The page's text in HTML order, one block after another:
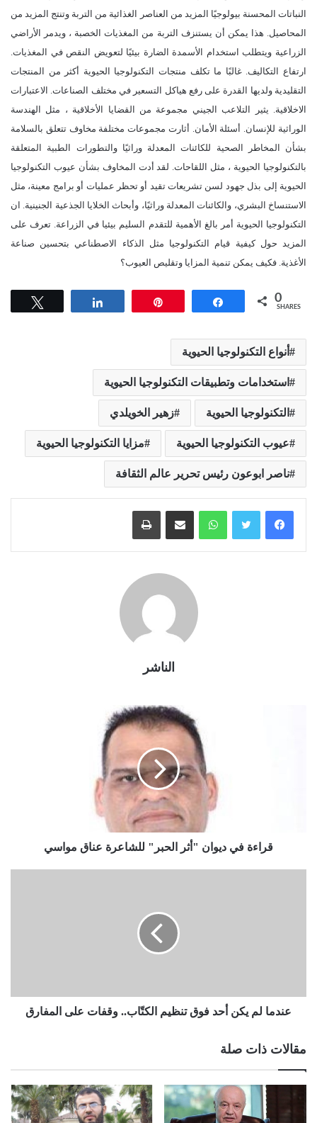
النباتات المحسنة بيولوجيًا المزيد من العناصر الغذائية من التربة وتنتج المزيد من
المحاصيل. هذا يمكن أن يستنزف التربة من المغذيات الخصبة ، ويدمر الأراضي
الزراعية ويتطلب استخدام الأسمدة الضارة بيئيًا لتعويض النقص في المغذيات.
ارتفاع التكاليف. غالبًا ما تكلف منتجات التكنولوجيا الحيوية أكثر من المنتجات
التقليدية ولديها القدرة على رفع هياكل التسعير في مختلف الصناعات. الاعتبارات
الاخلاقية. يثير التلاعب الجيني مجموعة من القضايا الأخلاقية ، مثل الهندسة
الوراثية للإنسان. أسئلة الأمان. أثارت مجموعات مختلفة مخاوف تتعلق بالسلامة
بشأن المخاطر الصحية للكائنات المعدلة وراثيًا والتطورات الطبية المتعلقة
بالتكنولوجيا الحيوية ، مثل اللقاحات. لقد أدت المخاوف بشأن عيوب التكنولوجيا
الحيوية إلى بذل جهود لسن تشريعات تقيد أو تحظر عمليات أو برامج معينة، مثل
الاستنساخ البشري، والكائنات المعدلة وراثيًا، وأبحاث الخلايا الجذعية الجنينية. ان
التكنولوجيا الحيوية أمر بالغ الأهمية للتقدم السليم بيئيا في الزراعة. تعرف على
المزيد حول كيفية قيام التكنولوجيا مثل الذكاء الاصطناعي بتحسين صناعة
الأغذية. فكيف يمكن تنمية المزايا وتقليص العيوب؟
Share 0
SHARES
أنواع التكنولوجيا الحيوية
استخدامات وتطبيقات التكنولوجيا الحيوية
التكنولوجيا الحيوية زهير الخويلدي
عيوب التكنولوجيا الحيوية مزايا التكنولوجيا الحيوية
ناصر ابوعون رئيس تحرير عالم الثقافة
واتساب مشاركة عبر البريد طباعة
الناشر
قراءة في ديوان "أثر الحبر" للشاعرة عناق مواسي
عندما لم يكن أحد فوق تنظيم الكتّاب.. وقفات على المفارق
مقالات ذات صلة